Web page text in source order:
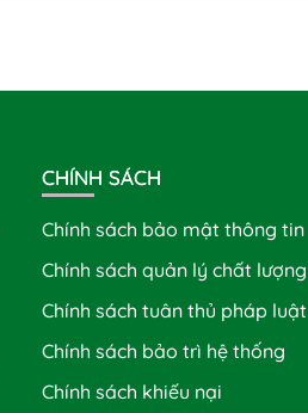
CHÍNH SÁCH
Chính sách bảo mật thông tin
Chính sách quản lý chất lượng
Chính sách tuân thủ pháp luật
Chính sách bảo trì hệ thống
Chính sách khiếu nại